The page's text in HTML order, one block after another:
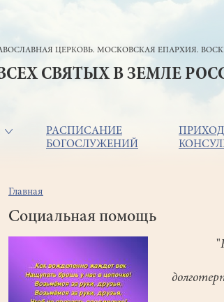
ЦЕРКОВЬ. МОСКОВСКАЯ ЕПАРХИЯ.
СВЯТЫХ В ЗЕМЛЕ
РАСПИСАНИЕ
БОГОСЛУЖЕНИЙ
Строка
навигации
Главная
Социальная помощь
"